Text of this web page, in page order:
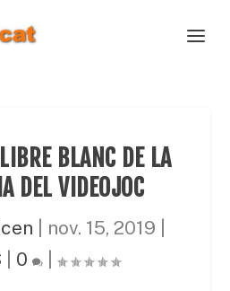
BLANC DE LA
DEL VIDEOJOC
nov. 15, 2019
0 |